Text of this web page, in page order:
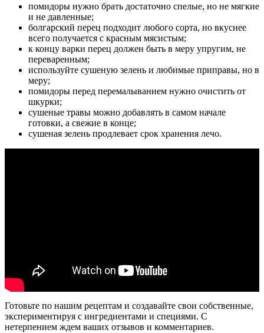
помидоры нужно брать достаточно спелые, но не мягкие
и не давленные;
болгарский перец подходит любого сорта, но вкуснее
всего получается с красным мясистым;
к концу варки перец должен быть в меру упругим, не
переваренным;
используйте сушеную зелень и любимые приправы, но в
меру;
помидоры перед перемалыванием нужно очистить от
шкурки;
сушеные травы можно добавлять в самом начале
готовки, а свежие в конце;
сушеная зелень продлевает срок хранения лечо.
Готовьте по нашим рецептам и создавайте свои собственные,
экспериментируя с ингредиентами и специями. С
нетерпением ждем ваших отзывов и комментариев.